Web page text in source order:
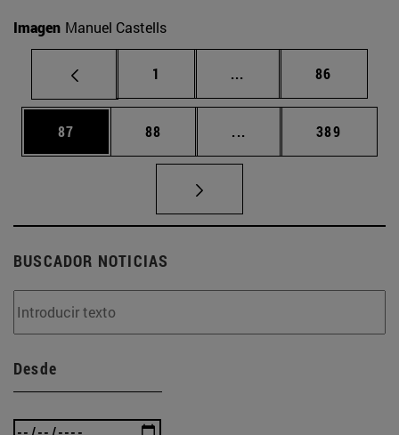
Imagen Manuel Castells
Página
1 ... Páginas intermedias
Página
86
Página
87 Página
88 ... Páginas intermedias
Página
389
BUSCADOR NOTICIAS
Desde